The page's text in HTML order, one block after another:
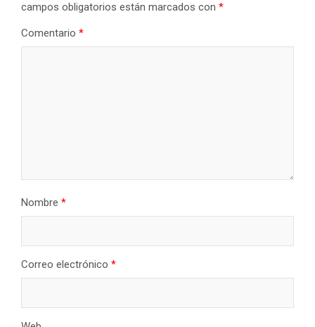
campos obligatorios están marcados con *
Comentario *
Nombre *
Correo electrónico *